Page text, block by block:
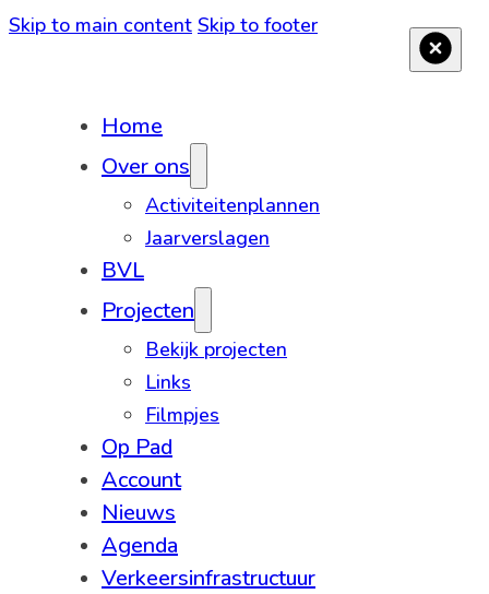
Skip to main content Skip to footer
Home
Over ons
Activiteitenplannen
Jaarverslagen
BVL
Projecten
Bekijk projecten
Links
Filmpjes
Op Pad
Account
Nieuws
Agenda
Verkeersinfrastructuur